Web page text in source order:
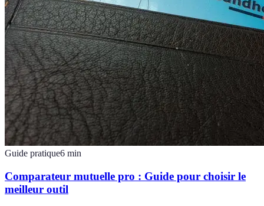
Guide pratique6 min
Comparateur mutuelle pro : Guide pour choisir le
meilleur outil